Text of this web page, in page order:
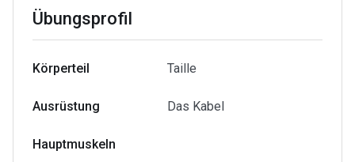
Übungsprofil
Körperteil Taille
Ausrüstung Das Kabel
Hauptmuskeln